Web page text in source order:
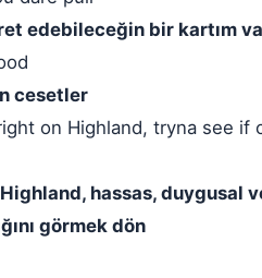
edebileceğin bir kartım
cesetler
on Highland, tryna see if
hassas, duygusal
görmek dön